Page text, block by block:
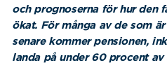
och prognoserna för hur den
ökat. För många av de som
senare kommer pensionen,
landa på under 60 procent av